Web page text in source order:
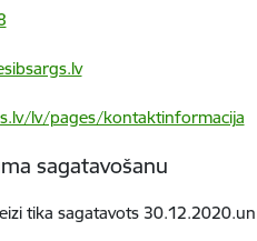
lv/pages/kontaktinformacija
sagatavošanu
tika sagatavots